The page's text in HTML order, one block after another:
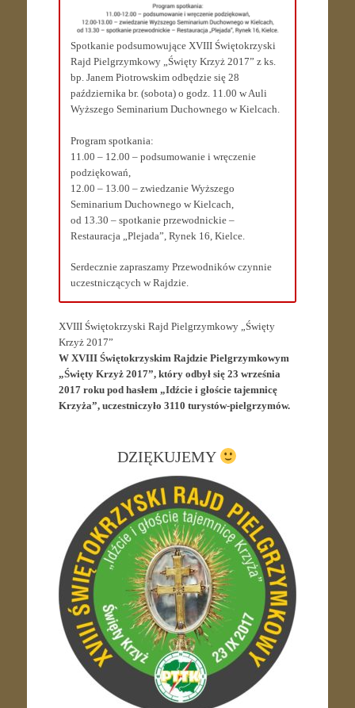
Spotkanie podsumowujące XVIII Świętokrzyski
Rajd Pielgrzymkowy „Święty Krzyż 2017” z ks.
bp. Janem Piotrowskim odbędzie się 28
października br. (sobota) o godz. 11.00 w Auli
Wyższego Seminarium Duchownego w Kielcach.
Program spotkania:
11.00 – 12.00 – podsumowanie i wręczenie
podziękowań,
12.00 – 13.00 – zwiedzanie Wyższego
Seminarium Duchownego w Kielcach,
od 13.30 – spotkanie przewodnickie –
Restauracja „Plejada”, Rynek 16, Kielce.
Serdecznie zapraszamy Przewodników czynnie
uczestniczących w Rajdzie.
XVIII Świętokrzyski Rajd Pielgrzymkowy „Święty
Krzyż 2017”
W XVIII Świętokrzyskim Rajdzie Pielgrzymkowym
„Święty Krzyż 2017”, który odbył się 23 września
2017 roku pod hasłem „Idźcie i głoście tajemnicę
Krzyża”, uczestniczyło 3110 turystów-pielgrzymów.
DZIĘKUJEMY